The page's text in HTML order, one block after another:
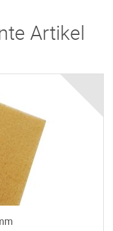
Artikel